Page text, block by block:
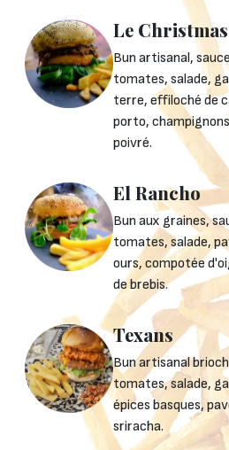
Le Christmas
Bun artisanal,
tomates, salade,
terre, effiloché de
porto,
poivré.
El Rancho
Bun aux graines,
tomates, salade,
ours, compotée
de brebis.
Texans
Bun artisanal
tomates, salade,
épices basques,
sriracha.